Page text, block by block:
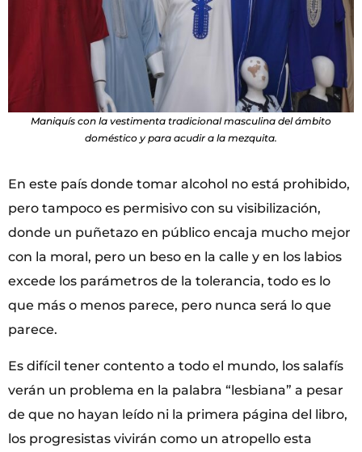
Maniquís con la vestimenta tradicional masculina del ámbito
doméstico y para acudir a la mezquita.
En este país donde tomar alcohol no está prohibido,
pero tampoco es permisivo con su visibilización,
donde un puñetazo en público encaja mucho mejor
con la moral, pero un beso en la calle y en los labios
excede los parámetros de la tolerancia, todo es lo
que más o menos parece, pero nunca será lo que
parece.
Es difícil tener contento a todo el mundo, los salafís
verán un problema en la palabra “lesbiana” a pesar
de que no hayan leído ni la primera página del libro,
los progresistas vivirán como un atropello esta